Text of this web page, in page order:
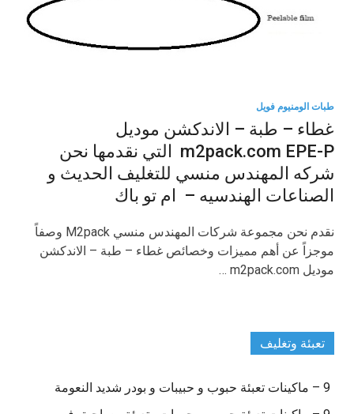
طبات الومنيوم فويل
غطاء – طبة – الاندكشن موديل
m2pack.com EPE-P التي نقدمها نحن
شركه المهندس منسي للتغليف الحديث و
الصناعات الهندسيه – ام تو باك
نقدم نحن مجموعة شركات المهندس منسي M2pack وصفاً
موجزاً عن أهم مميزات وخصائص غطاء – طبة – الاندكشن
موديل m2pack.com …
تعبئة وتغليف
9 – ماكينات تعبئة حبوب و حبيبات و بودر شديد النعومة